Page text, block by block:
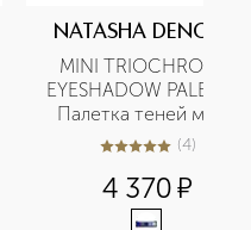
NATASHA DENONA
MINI TRIOCHROME
EYESHADOW PALETTE
Палетка теней мини
4.8из54 (4)
4 370¤